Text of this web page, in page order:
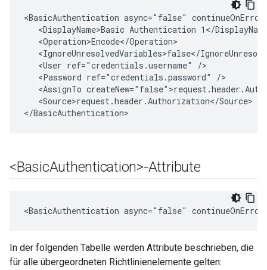
<BasicAuthentication async="false"
<DisplayName>Basic Authentication 1</
   <Operation>Encode</Operation>
<IgnoreUnresolvedVariables>false</
   <User ref="credentials.username" />
   <Password ref="credentials.password" />
<AssignTo
   <Source>request.header.Authorization</Source>
</BasicAuthentication>
<BasicAuthentication>-Attribute
<BasicAuthentication async="false"
In der folgenden Tabelle werden Attribute beschrieben, die
für alle übergeordneten Richtlinienelemente gelten: